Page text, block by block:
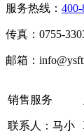
服务热线：
传真：0755-
邮箱：
销售服务
联系人：马小